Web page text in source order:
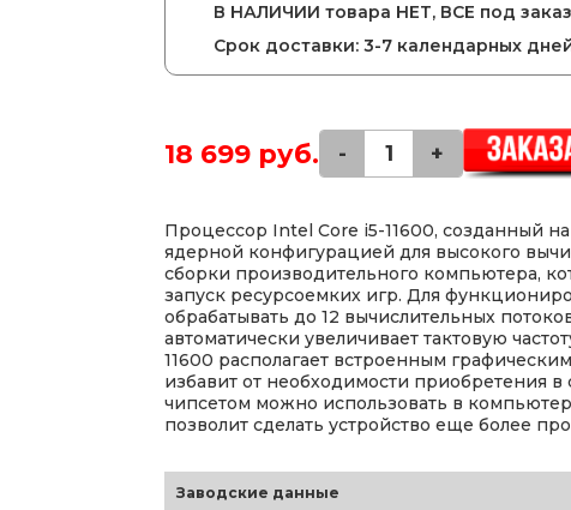
В НАЛИЧИИ товара НЕТ, ВСЕ под
Срок доставки: 3-7 календарных
18 699 руб. - +
Процессор Intel Core i5-11600, созданный
ядерной конфигурацией для высокого
сборки производительного компьютера,
запуск ресурсоемких игр. Для
обрабатывать до 12 вычислительных
автоматически увеличивает тактовую
11600 располагает встроенным
избавит от необходимости приобретения
чипсетом можно использовать в
позволит сделать устройство еще более
Заводские данные